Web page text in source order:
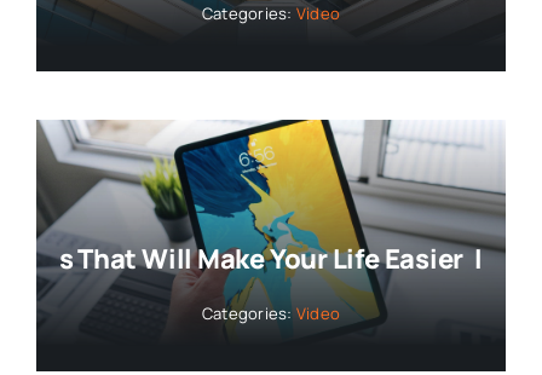
Categories:Video
That Will Make Your Life Easier
Categories: Video